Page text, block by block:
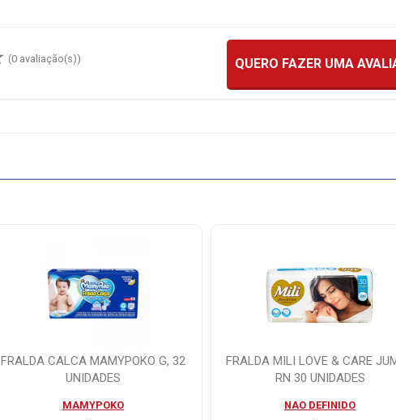
(0 avaliação(s)) QUERO FAZER UMA
FRALDA CALCA MAMYPOKO G, 32
UNIDADES
MAMYPOKO
FRALDA MILI LOVE & CARE
RN 30 UNIDADES
NAO DEFINIDO